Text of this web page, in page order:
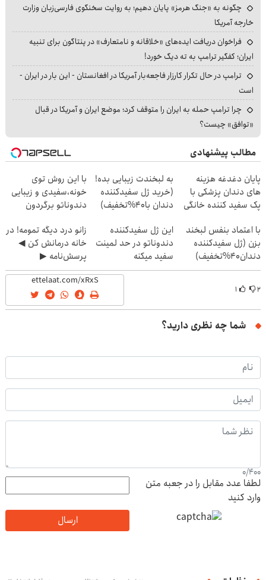
چگونه به «جنگ هرمز» پایان دهیم؛ به روایت سخنگوی فارسی‌زبان وزارت
خارجه آمریکا
فراخوان دریافت ایده‌های «خلاقانه و نامتعارف» در پنتاگون برای تنبیه
ایران؛ کفگیر ترامپ به ته دیگ خورد!
ترامپ در حال تکرار کارزار فاجعه‌بار آمریکا در افغانستان - این بار در ایران -
است
چرا ترامپ حمله به ایران را متوقف کرد؛ موضع ایران و آمریکا در قبال
«توافق» چیست؟
مطالب پیشنهادی
پایان دغدغه هزینه
های دندان پزشکی با
پک سفید کننده خانگی
به لبخندت زیبایی بده!
(خرید ژل سفیدکننده
دندان با40%تخفیف)
با این روش توی
خونه،سفیدی و زیبایی
دندوناتو برگردون
با اعتماد بنفس لبخند
بزن (ژل سفیدکننده
دندان40%تخفیف)
این ژل سفیدکننده
دندوناتو در حد لمینت
سفید میکنه
(40%تخفیف)
زانو درد دیگه تمومه! در
خانه درمانش کن ◀
پرسش‌نامه ▶
۲ ۱
شما چه نظری دارید؟
0/400
لطفا عدد مقابل را در جعبه متن
وارد کنید
ارسال